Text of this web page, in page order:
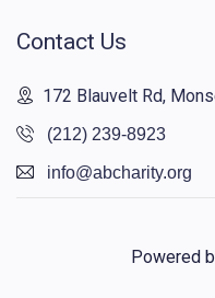
Contact Us
172 Blauvelt Rd,
(212) 239-8923
info@abcharity.org
Powered